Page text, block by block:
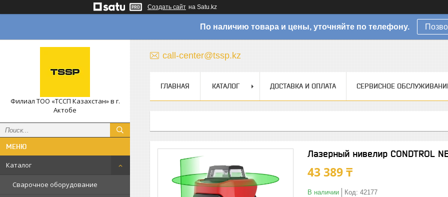
Создать сайт на Satu.kz
По наличию товара и цены, уточняйте по телефону.
Филиал ТОО «ТССП Казахстан» в г.
Актобе
Каталог
Сварочное оборудование
call-center@tssp.kz
ГЛАВНАЯ КАТАЛОГ ДОСТАВКА И ОПЛАТА СЕРВИСНОЕ
Лазерный нивелир CONDTROL
43 389 ₸
В наличии Код: 42177